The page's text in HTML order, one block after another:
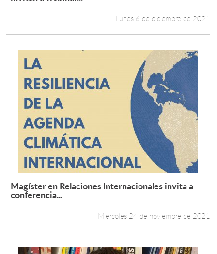
Lunes 6 de diciembre de 2021
Leer más +
Magíster en Relaciones Internacionales invita a
conferencia...
Miércoles 24 de noviembre de 2021